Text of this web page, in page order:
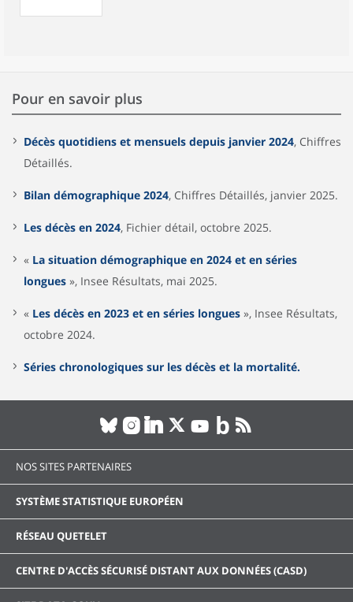
Pour en savoir plus
Décès quotidiens et mensuels depuis janvier 2024, Chiffres
Détaillés.
Bilan démographique 2024, Chiffres Détaillés, janvier 2025.
Les décès en 2024, Fichier détail, octobre 2025.
« La situation démographique en 2024 et en séries
longues », Insee Résultats, mai 2025.
« Les décès en 2023 et en séries longues », Insee Résultats,
octobre 2024.
Séries chronologiques sur les décès et la mortalité.
NOS SITES PARTENAIRES
SYSTÈME STATISTIQUE EUROPÉEN
RÉSEAU QUETELET
CENTRE D'ACCÈS SÉCURISÉ DISTANT AUX DONNÉES (CASD)